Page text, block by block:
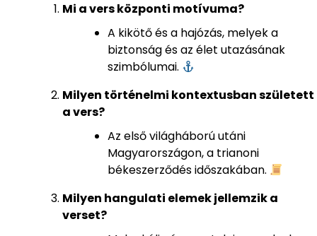
Mi a vers központi motívuma?
A kikötő és a hajózás, melyek a
biztonság és az élet utazásának
szimbólumai.
Milyen történelmi kontextusban született
a vers?
Az első világháború utáni
Magyarországon, a trianoni
békeszerződés időszakában.
Milyen hangulati elemek jellemzik a
verset?